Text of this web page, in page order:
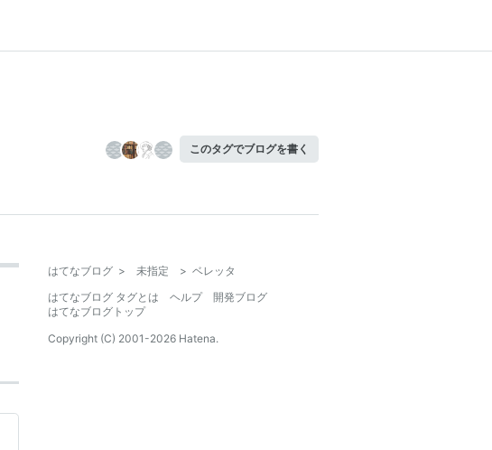
このタグでブログを書く
はてなブログ > 未指定 > ベレッタ
はてなブログ タグとは
ヘルプ
開発ブログ
はてなブログトップ
Copyright (C) 2001-2026 Hatena.